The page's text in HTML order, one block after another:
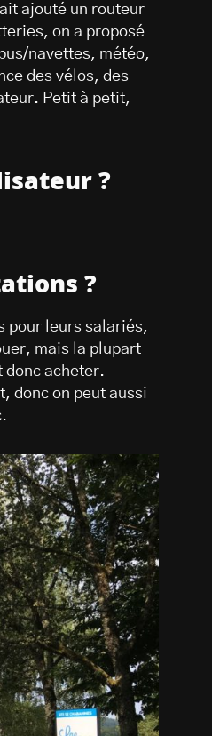
ajouté un routeur
on a proposé
navettes, météo,
des vélos, des
Petit à petit,
?
?
pour leurs salariés,
mais la plupart
donc acheter.
donc on peut aussi